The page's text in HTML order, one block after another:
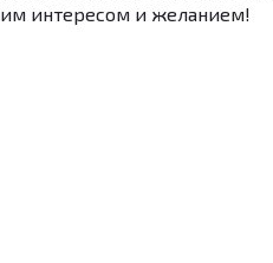
интересом и желанием!